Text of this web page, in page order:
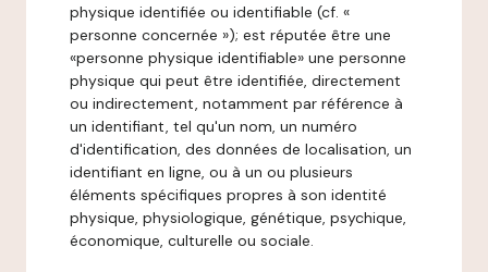
physique identifiée ou identifiable (cf. «
personne concernée »); est réputée être une
«personne physique identifiable» une personne
physique qui peut être identifiée, directement
ou indirectement, notamment par référence à
un identifiant, tel qu'un nom, un numéro
d'identification, des données de localisation, un
identifiant en ligne, ou à un ou plusieurs
éléments spécifiques propres à son identité
physique, physiologique, génétique, psychique,
économique, culturelle ou sociale.